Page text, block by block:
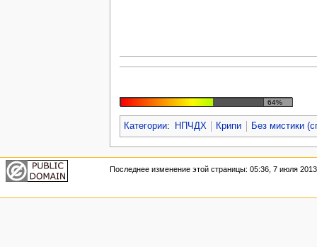
64%
Категории: НПЧДХ Крипи Без мистики
Последнее изменение этой страницы: 05:36, 7 июля